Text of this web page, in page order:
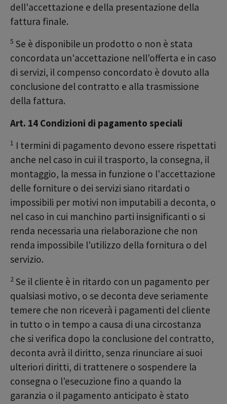
dell'accettazione e della presentazione della
fattura finale.
5 Se è disponibile un prodotto o non è stata
concordata un'accettazione nell'offerta e in caso
di servizi, il compenso concordato è dovuto alla
conclusione del contratto e alla trasmissione
della fattura.
Art. 14 Condizioni di pagamento speciali
1 I termini di pagamento devono essere rispettati
anche nel caso in cui il trasporto, la consegna, il
montaggio, la messa in funzione o l'accettazione
delle forniture o dei servizi siano ritardati o
impossibili per motivi non imputabili a deconta, o
nel caso in cui manchino parti insignificanti o si
renda necessaria una rielaborazione che non
renda impossibile l'utilizzo della fornitura o del
servizio.
2 Se il cliente è in ritardo con un pagamento per
qualsiasi motivo, o se deconta deve seriamente
temere che non riceverà i pagamenti del cliente
in tutto o in tempo a causa di una circostanza
che si verifica dopo la conclusione del contratto,
deconta avrà il diritto, senza rinunciare ai suoi
ulteriori diritti, di trattenere o sospendere la
consegna o l'esecuzione fino a quando la
garanzia o il pagamento anticipato è stato